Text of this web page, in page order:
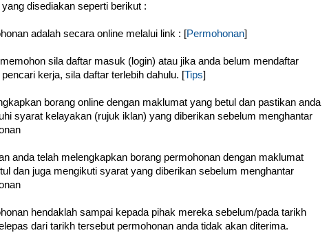
yang disediakan seperti berikut :
adalah secara online melalui link : [Permohonan]
sila daftar masuk (login) atau jika anda belum mendaftar
kerja, sila daftar terlebih dahulu. [Tips]
borang online dengan maklumat yang betul dan pastikan anda
syarat kelayakan (rujuk iklan) yang diberikan sebelum menghantar
anda telah melengkapkan borang permohonan dengan maklumat
dan juga mengikuti syarat yang diberikan sebelum menghantar
hendaklah sampai kepada pihak mereka sebelum/pada tarikh
dari tarikh tersebut permohonan anda tidak akan diterima.